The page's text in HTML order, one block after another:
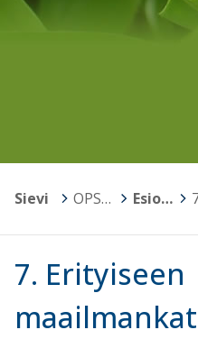
Sievi > OPS 2016 > Esiopetuksen opetussuunnitelma>
7. Erityiseen